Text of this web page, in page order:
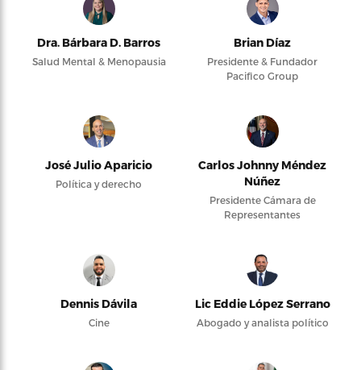
Dra. Bárbara D. Barros
Salud Mental & Menopausia
Brian Díaz
Presidente & Fundador
Pacifico Group
José Julio Aparicio
Política y derecho
Carlos Johnny Méndez
Núñez
Presidente Cámara de
Representantes
Dennis Dávila
Cine
Lic Eddie López Serrano
Abogado y analista político